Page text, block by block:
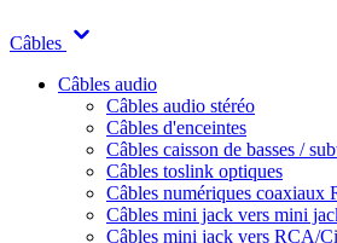
Câbles
Câbles audio
Câbles audio stéréo
Câbles d'enceintes
Câbles caisson de basses /
Câbles toslink optiques
Câbles numériques
Câbles mini jack vers mini
Câbles mini jack vers RCA/